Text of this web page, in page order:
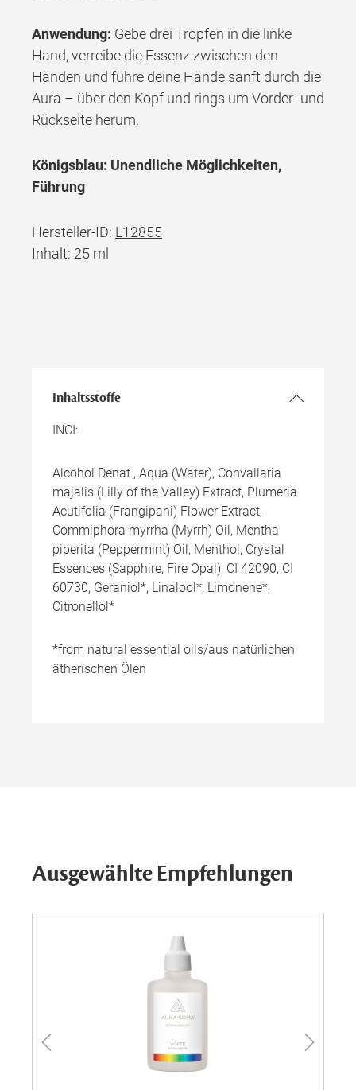
Anwendung: Gebe drei Tropfen in die linke
Hand, verreibe die Essenz zwischen den
Händen und führe deine Hände sanft durch die
Aura – über den Kopf und rings um Vorder- und
Rückseite herum.
Königsblau: Unendliche Möglichkeiten,
Führung
Hersteller-ID: L12855
Inhalt: 25 ml
Inhaltsstoffe
INCI:
Alcohol Denat., Aqua (Water), Convallaria
majalis (Lilly of the Valley) Extract, Plumeria
Acutifolia (Frangipani) Flower Extract,
Commiphora myrrha (Myrrh) Oil, Mentha
piperita (Peppermint) Oil, Menthol, Crystal
Essences (Sapphire, Fire Opal), CI 42090, CI
60730, Geraniol*, Linalool*, Limonene*,
Citronellol*
*from natural essential oils/aus natürlichen
ätherischen Ölen
Ausgewählte Empfehlungen